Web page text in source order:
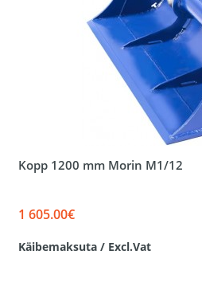
Kopp 1200 mm Morin M1/12
1 605.00€
Käibemaksuta / Excl.Vat